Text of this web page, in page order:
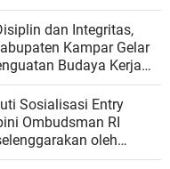
dan Integritas,
Kampar Gelar
Budaya Kerja
Sosialisasi Entry
Ombudsman RI
oleh